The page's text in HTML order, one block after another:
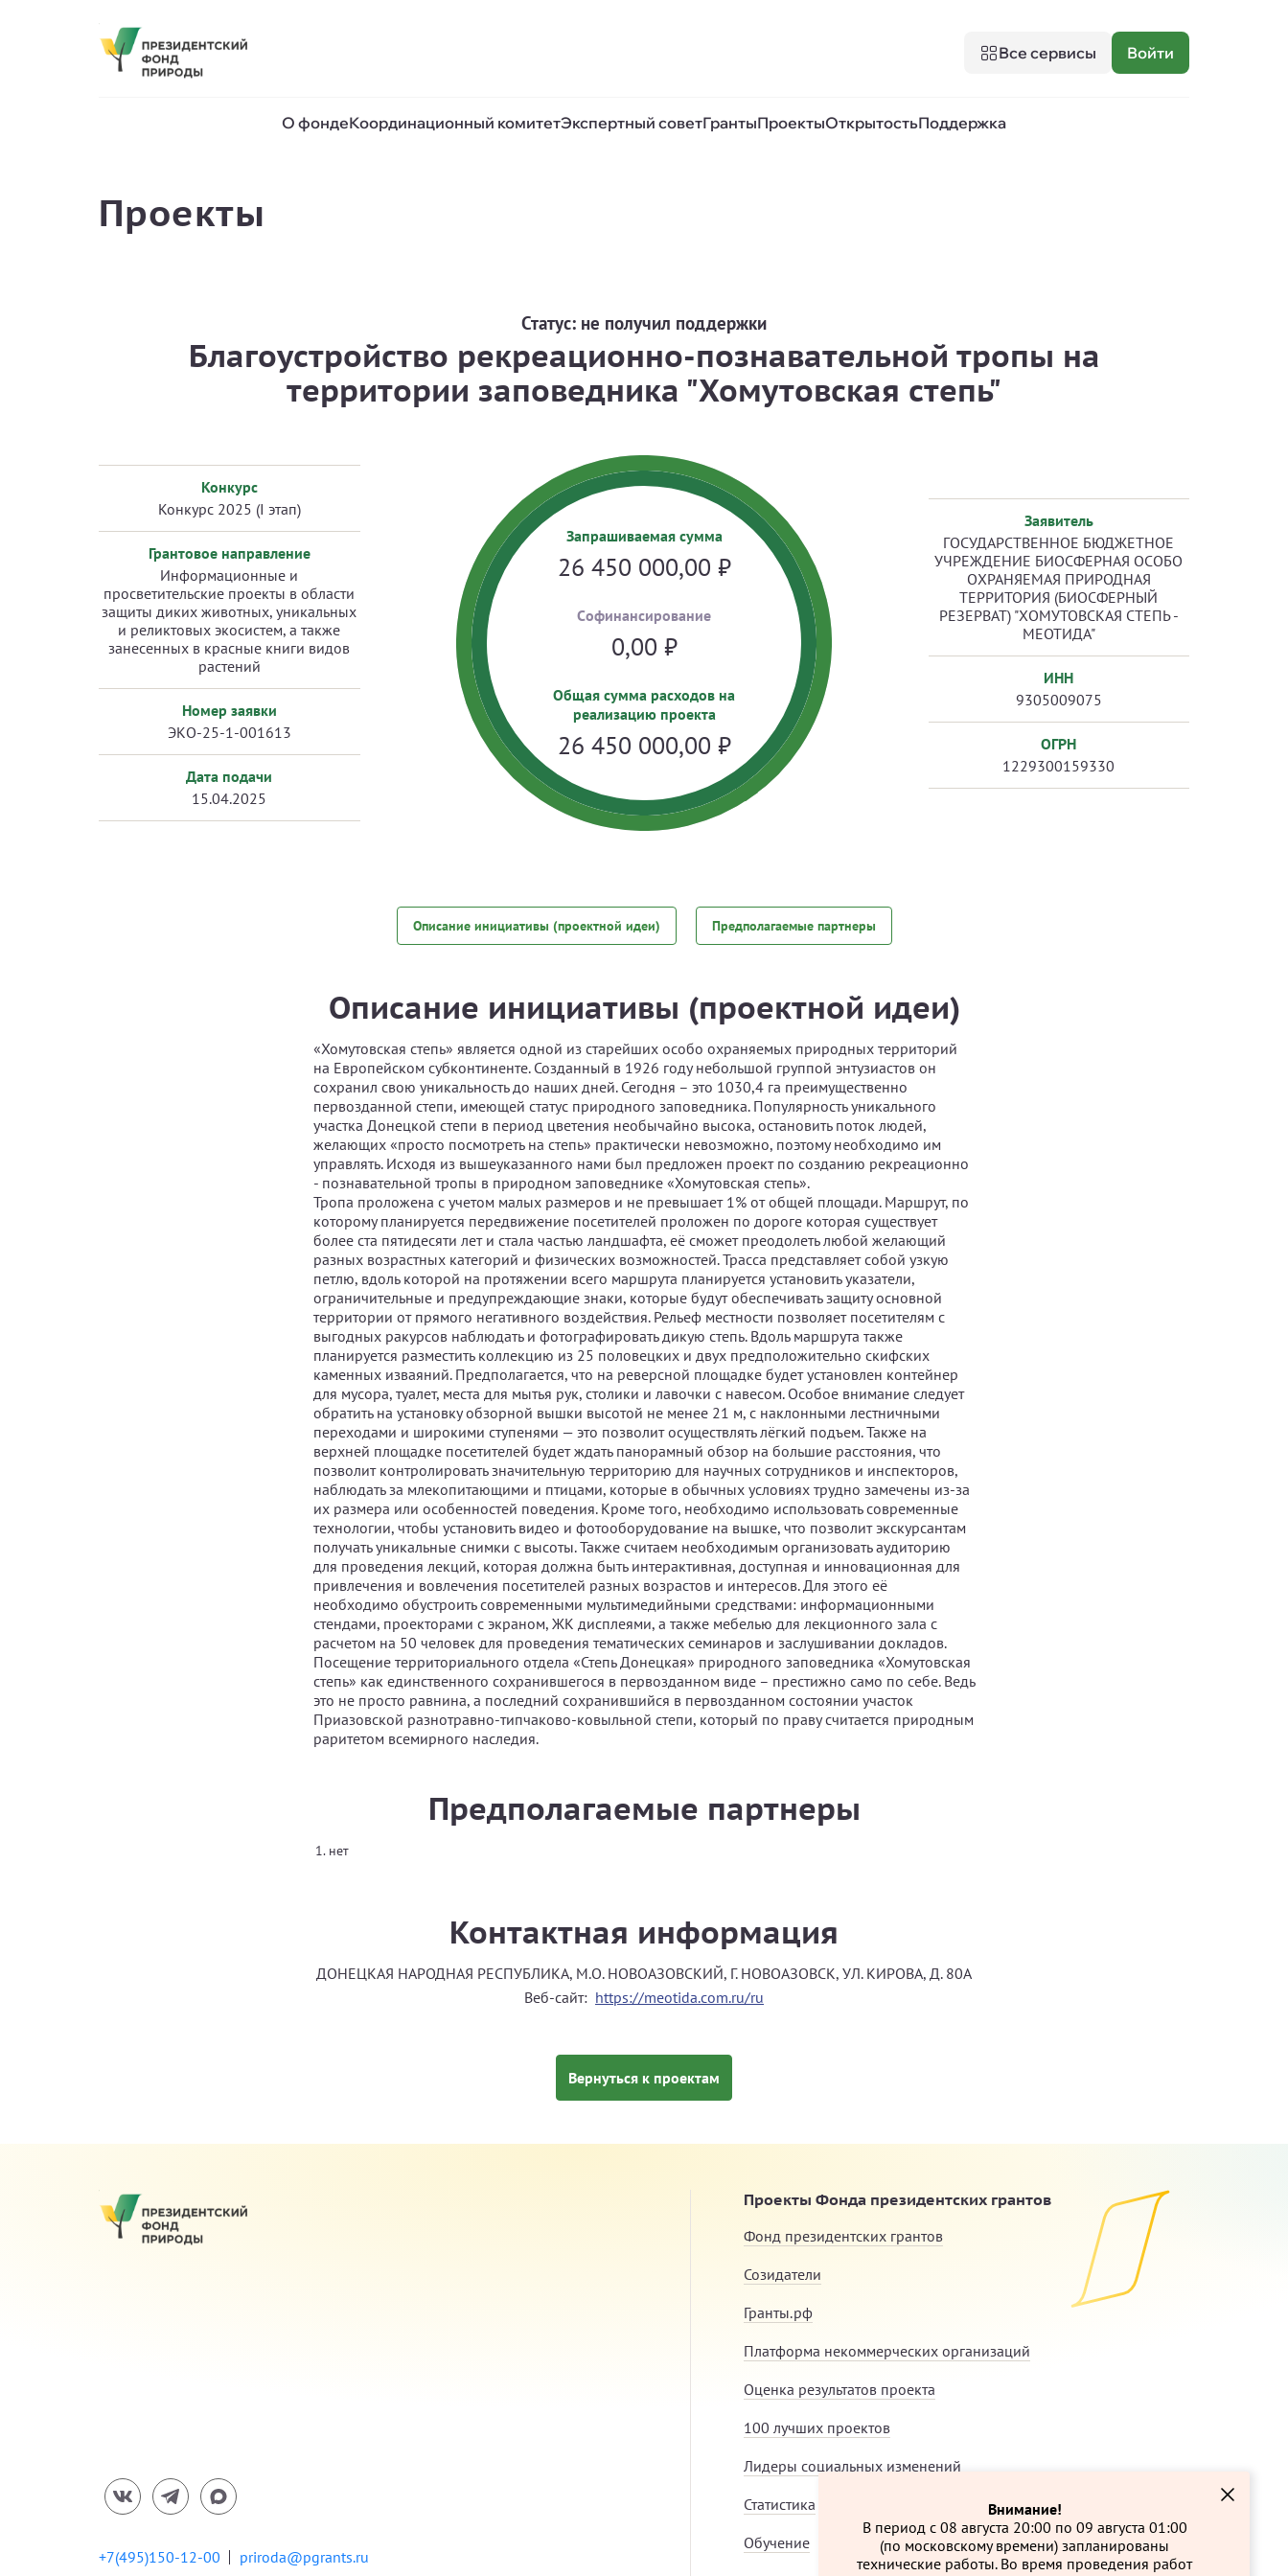
Внимание!
В период с 08 августа 20:00 по 09 августа 01:00
(по московскому времени) запланированы
технические работы. Во время проведения работ
Все сервисы Войти
О фондеКоординационный комитетЭкспертный советГрантыПроектыОткрытостьПоддержка
Проекты
Статус: не получил поддержки
Благоустройство рекреационно-познавательной тропы на
территории заповедника "Хомутовская степь"
Конкурс
Конкурс 2025 (I этап)
Грантовое направление
Информационные и
просветительские проекты в области
защиты диких животных, уникальных
и реликтовых экосистем, а также
занесенных в красные книги видов
растений
Номер заявки
ЭКО-25-1-001613
Дата подачи
15.04.2025
Запрашиваемая сумма
26 450 000,00 ₽
Cофинансирование
0,00 ₽
Общая сумма расходов на
реализацию проекта
26 450 000,00 ₽
Заявитель
ГОСУДАРСТВЕННОЕ БЮДЖЕТНОЕ
УЧРЕЖДЕНИЕ БИОСФЕРНАЯ ОСОБО
ОХРАНЯЕМАЯ ПРИРОДНАЯ
ТЕРРИТОРИЯ (БИОСФЕРНЫЙ
РЕЗЕРВАТ) "ХОМУТОВСКАЯ СТЕПЬ -
МЕОТИДА"
ИНН
9305009075
ОГРН
1229300159330
Описание инициативы (проектной идеи) Предполагаемые партнеры
Описание инициативы (проектной идеи)
«Хомутовская степь» является одной из старейших особо охраняемых природных территорий
на Европейском субконтиненте. Созданный в 1926 году небольшой группой энтузиастов он
сохранил свою уникальность до наших дней. Сегодня – это 1030,4 га преимущественно
первозданной степи, имеющей статус природного заповедника. Популярность уникального
участка Донецкой степи в период цветения необычайно высока, остановить поток людей,
желающих «просто посмотреть на степь» практически невозможно, поэтому необходимо им
управлять. Исходя из вышеуказанного нами был предложен проект по созданию рекреационно
- познавательной тропы в природном заповеднике «Хомутовская степь».
Тропа проложена с учетом малых размеров и не превышает 1% от общей площади. Маршрут, по
которому планируется передвижение посетителей проложен по дороге которая существует
более ста пятидесяти лет и стала частью ландшафта, её сможет преодолеть любой желающий
разных возрастных категорий и физических возможностей. Трасса представляет собой узкую
петлю, вдоль которой на протяжении всего маршрута планируется установить указатели,
ограничительные и предупреждающие знаки, которые будут обеспечивать защиту основной
территории от прямого негативного воздействия. Рельеф местности позволяет посетителям с
выгодных ракурсов наблюдать и фотографировать дикую степь. Вдоль маршрута также
планируется разместить коллекцию из 25 половецких и двух предположительно скифских
каменных изваяний. Предполагается, что на реверсной площадке будет установлен контейнер
для мусора, туалет, места для мытья рук, столики и лавочки с навесом. Особое внимание следует
обратить на установку обзорной вышки высотой не менее 21 м, с наклонными лестничными
переходами и широкими ступенями — это позволит осуществлять лёгкий подъем. Также на
верхней площадке посетителей будет ждать панорамный обзор на большие расстояния, что
позволит контролировать значительную территорию для научных сотрудников и инспекторов,
наблюдать за млекопитающими и птицами, которые в обычных условиях трудно замечены из-за
их размера или особенностей поведения. Кроме того, необходимо использовать современные
технологии, чтобы установить видео и фотооборудование на вышке, что позволит экскурсантам
получать уникальные снимки с высоты. Также считаем необходимым организовать аудиторию
для проведения лекций, которая должна быть интерактивная, доступная и инновационная для
привлечения и вовлечения посетителей разных возрастов и интересов. Для этого её
необходимо обустроить современными мультимедийными средствами: информационными
стендами, проекторами с экраном, ЖК дисплеями, а также мебелью для лекционного зала с
расчетом на 50 человек для проведения тематических семинаров и заслушивании докладов.
Посещение территориального отдела «Степь Донецкая» природного заповедника «Хомутовская
степь» как единственного сохранившегося в первозданном виде – престижно само по себе. Ведь
это не просто равнина, а последний сохранившийся в первозданном состоянии участок
Приазовской разнотравно-типчаково-ковыльной степи, который по праву считается природным
раритетом всемирного наследия.
Предполагаемые партнеры
нет
Контактная информация
ДОНЕЦКАЯ НАРОДНАЯ РЕСПУБЛИКА, М.О. НОВОАЗОВСКИЙ, Г. НОВОАЗОВСК, УЛ. КИРОВА, Д. 80А
Веб-сайт: https://meotida.com.ru/ru
Вернуться к проектам
+7(495)150-12-00 priroda@pgrants.ru
Проекты Фонда президентских грантов
Фонд президентских грантов
Созидатели
Гранты.рф
Платформа некоммерческих организаций
Оценка результатов проекта
100 лучших проектов
Лидеры социальных изменений
Статистика
Обучение